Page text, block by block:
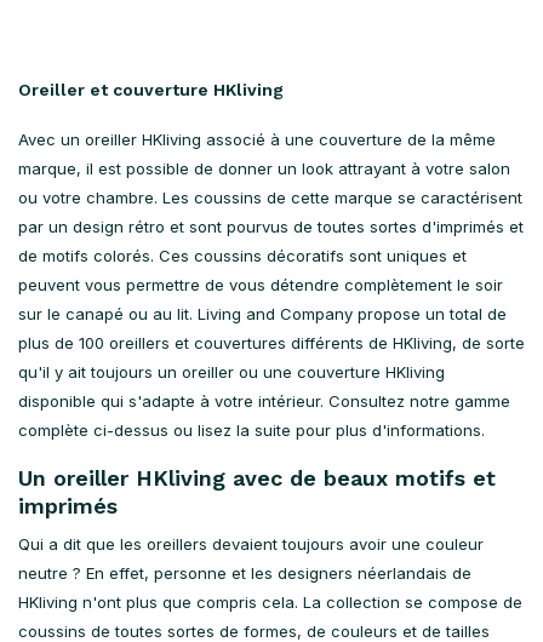
Oreiller et couverture HKliving
Avec un oreiller HKliving associé à une couverture de la même
marque, il est possible de donner un look attrayant à votre salon
ou votre chambre. Les coussins de cette marque se caractérisent
par un design rétro et sont pourvus de toutes sortes d'imprimés et
de motifs colorés. Ces coussins décoratifs sont uniques et
peuvent vous permettre de vous détendre complètement le soir
sur le canapé ou au lit. Living and Company propose un total de
plus de 100 oreillers et couvertures différents de HKliving, de sorte
qu'il y ait toujours un oreiller ou une couverture HKliving
disponible qui s'adapte à votre intérieur. Consultez notre gamme
complète ci-dessus ou lisez la suite pour plus d'informations.
Un oreiller HKliving avec de beaux motifs et
imprimés
Qui a dit que les oreillers devaient toujours avoir une couleur
neutre ? En effet, personne et les designers néerlandais de
HKliving n'ont plus que compris cela. La collection se compose de
coussins de toutes sortes de formes, de couleurs et de tailles